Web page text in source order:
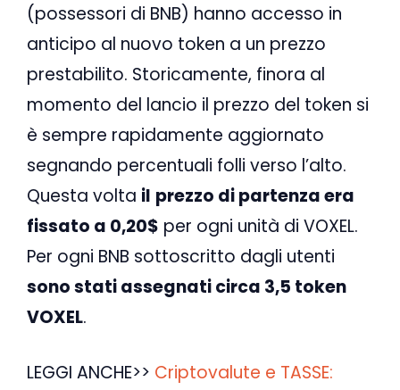
(possessori di BNB) hanno accesso in
anticipo al nuovo token a un prezzo
prestabilito. Storicamente, finora al
momento del lancio il prezzo del token si
è sempre rapidamente aggiornato
segnando percentuali folli verso l’alto.
Questa volta il prezzo di partenza era
fissato a 0,20$ per ogni unità di VOXEL.
Per ogni BNB sottoscritto dagli utenti
sono stati assegnati circa 3,5 token
VOXEL.
LEGGI ANCHE>> Criptovalute e TASSE: